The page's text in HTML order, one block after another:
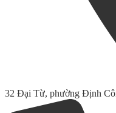
32 Đại Từ, phường Định